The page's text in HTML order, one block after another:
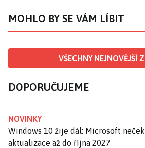
MOHLO BY SE VÁM LÍBIT
VŠECHNY NEJNOVĚJŠÍ
DOPORUČUJEME
NOVINKY
Windows 10 žije dál: Microsoft
aktualizace až do října 2027